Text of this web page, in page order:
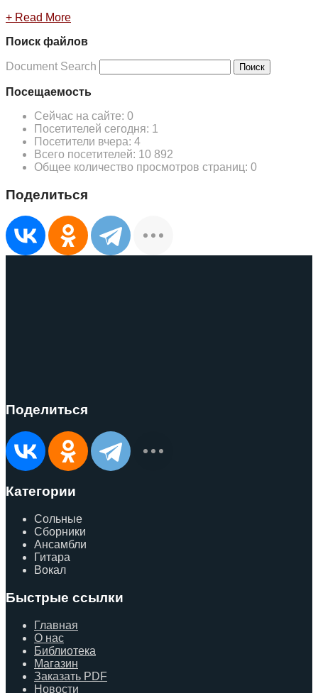
+ Read More
Поиск файлов
Document Search Поиск
Посещаемость
Сейчас на сайте: 0
Посетителей сегодня: 1
Посетители вчера: 4
Всего посетителей: 10 892
Общее количество просмотров страниц: 0
Поделиться
Поделиться
Категории
Сольные
Сборники
Ансамбли
Гитара
Вокал
Быстрые ссылки
Главная
О нас
Библиотека
Магазин
Заказать PDF
Новости